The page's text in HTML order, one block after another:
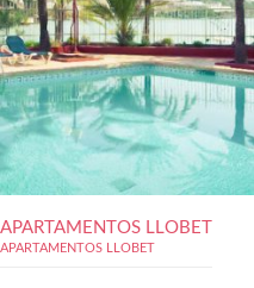
APARTAMENTOS LLOBET
APARTAMENTOS LLOBET